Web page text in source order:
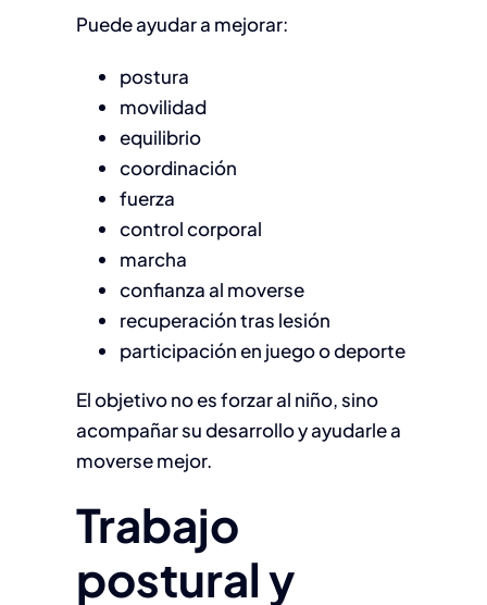
Puede ayudar a mejorar:
postura
movilidad
equilibrio
coordinación
fuerza
control corporal
marcha
confianza al moverse
recuperación tras lesión
participación en juego o deporte
El objetivo no es forzar al niño, sino
acompañar su desarrollo y ayudarle a
moverse mejor.
Trabajo
postural y